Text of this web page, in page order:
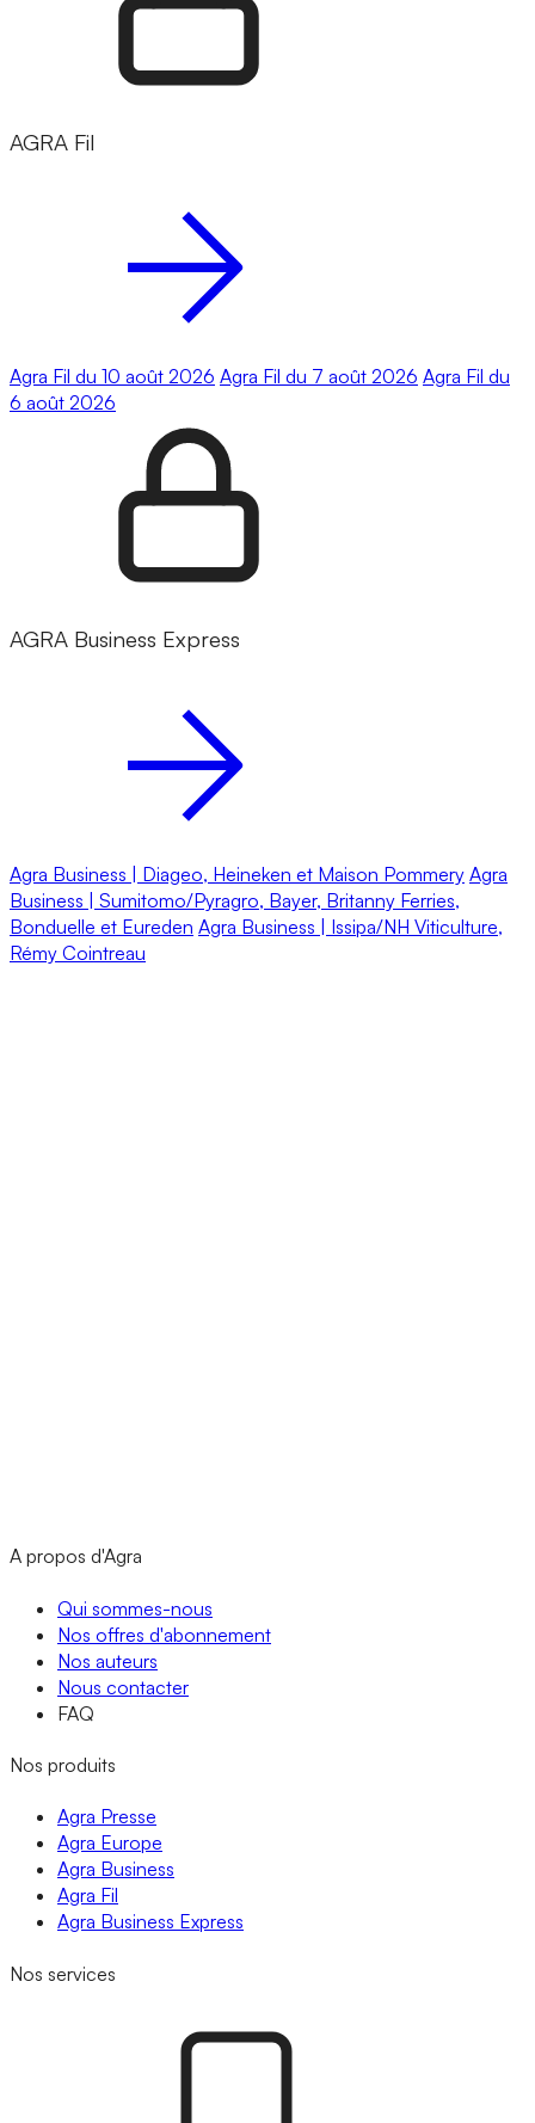
AGRA Fil
Agra Fil du 10 août 2026 Agra Fil du 7 août 2026 Agra Fil du
6 août 2026
AGRA Business Express
Agra Business | Diageo, Heineken et Maison Pommery Agra
Business | Sumitomo/Pyragro, Bayer, Britanny Ferries,
Bonduelle et Eureden Agra Business | Issipa/NH Viticulture,
Rémy Cointreau
A propos d'Agra
Qui sommes-nous
Nos offres d'abonnement
Nos auteurs
Nous contacter
FAQ
Nos produits
Agra Presse
Agra Europe
Agra Business
Agra Fil
Agra Business Express
Nos services